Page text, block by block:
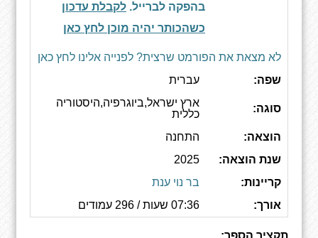
בהפקה לברייל. לקבלת עדכון
כשהכותר יהיה מוכן לחץ כאן
לא מצאת את הפורמט שרצית? לפנייה אלינו לחץ כאן
שפה:
עברית
סוגה:
ארץ ישראל,ביוגרפיה,היסטוריה
כללית
הוצאה:
התחנה
שנת הוצאה:
2025
קריינות:
‏ב‏ר נוי ענת
אורך:
07:36 שעות / 296 עמודים
תקציר הספר: